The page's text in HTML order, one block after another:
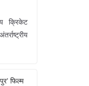
क्रिकेट
फिल्म